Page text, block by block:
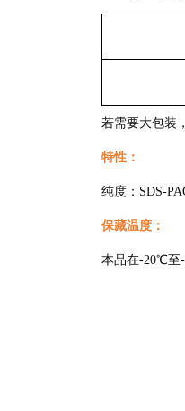
若需要大包装
特性：
纯度：SDS-
保藏温度：
本品在-20℃至-